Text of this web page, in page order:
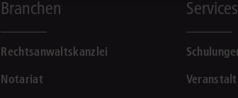
Branchen
Rechtsanwaltskanzlei
Notariat
Services